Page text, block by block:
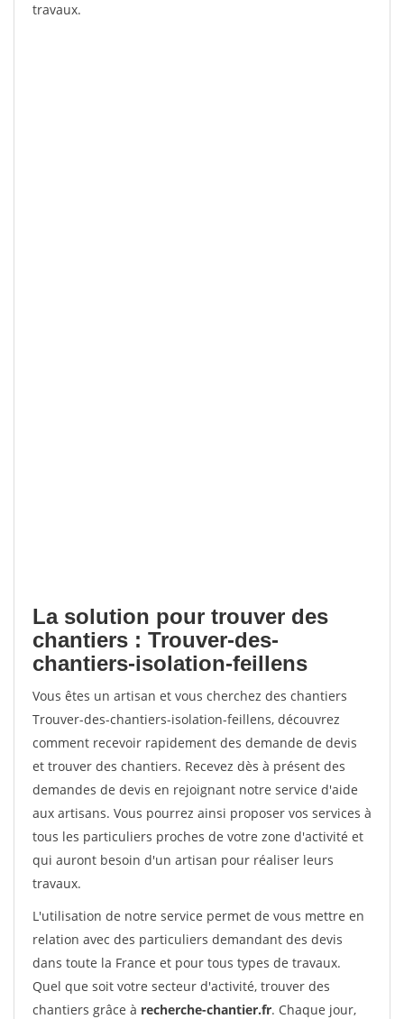
travaux.
La solution pour trouver des
chantiers : Trouver-des-
chantiers-isolation-feillens
Vous êtes un artisan et vous cherchez des chantiers
Trouver-des-chantiers-isolation-feillens, découvrez
comment recevoir rapidement des demande de devis
et trouver des chantiers. Recevez dès à présent des
demandes de devis en rejoignant notre service d'aide
aux artisans. Vous pourrez ainsi proposer vos services à
tous les particuliers proches de votre zone d'activité et
qui auront besoin d'un artisan pour réaliser leurs
travaux.
L'utilisation de notre service permet de vous mettre en
relation avec des particuliers demandant des devis
dans toute la France et pour tous types de travaux.
Quel que soit votre secteur d'activité, trouver des
chantiers grâce à recherche-chantier.fr. Chaque jour,